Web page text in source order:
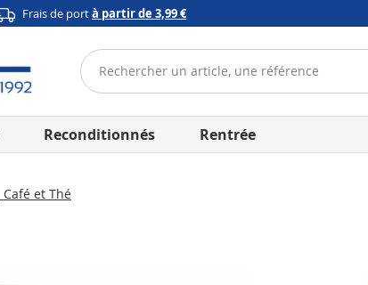
Frais de portà partir de 3,99 €
Reconditionnés Rentrée
Café et Thé